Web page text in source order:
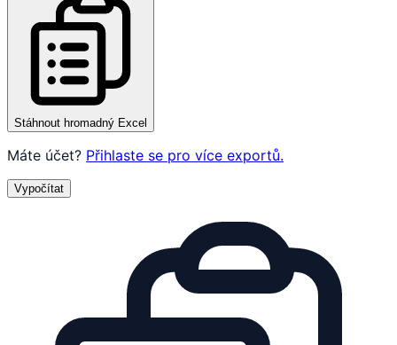
Stáhnout hromadný Excel
Máte účet? Přihlaste se pro více exportů.
Vypočítat